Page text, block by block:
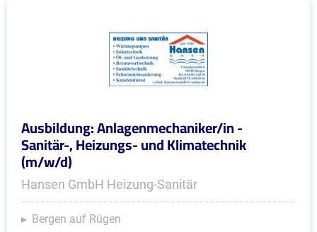
Ausbildung: Anlagenmechaniker/in -
Sanitär-, Heizungs- und Klimatechnik
(m/w/d)
Hansen GmbH Heizung-Sanitär
Bergen auf Rügen